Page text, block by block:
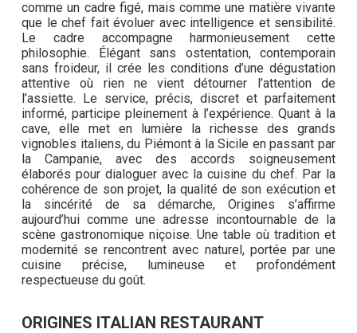
comme un cadre figé, mais comme une matière vivante
que le chef fait évoluer avec intelligence et sensibilité.
Le cadre accompagne harmonieusement cette
philosophie. Élégant sans ostentation, contemporain
sans froideur, il crée les conditions d’une dégustation
attentive où rien ne vient détourner l’attention de
l’assiette. Le service, précis, discret et parfaitement
informé, participe pleinement à l’expérience. Quant à la
cave, elle met en lumière la richesse des grands
vignobles italiens, du Piémont à la Sicile en passant par
la Campanie, avec des accords soigneusement
élaborés pour dialoguer avec la cuisine du chef. Par la
cohérence de son projet, la qualité de son exécution et
la sincérité de sa démarche, Origines s’affirme
aujourd’hui comme une adresse incontournable de la
scène gastronomique niçoise. Une table où tradition et
modernité se rencontrent avec naturel, portée par une
cuisine précise, lumineuse et profondément
respectueuse du goût.
ORIGINES ITALIAN RESTAURANT